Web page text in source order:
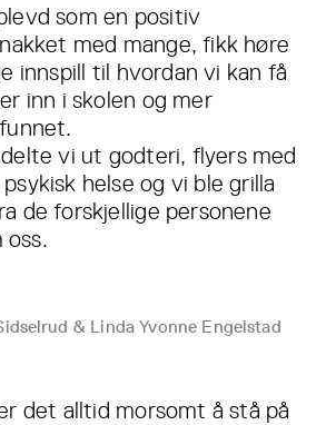
som en positiv
med mange, fikk høre
innspill til hvordan vi kan få
inn i skolen og mer
vi ut godteri, flyers med
helse og vi ble grilla
de forskjellige personene
oss.
& Linda Yvonne Engelstad
det alltid morsomt å stå på